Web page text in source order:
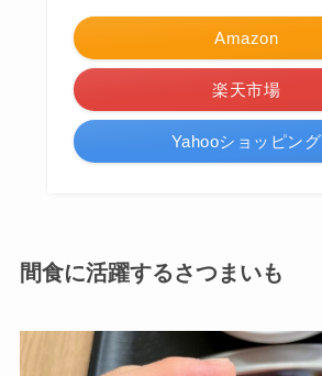
Amazon
楽天市場
Yahooショッピング
間食に活躍するさつまいも